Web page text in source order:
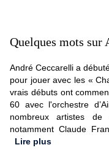
Quelques mots sur
André Ceccarelli a
pour jouer avec les «
vrais débuts ont
60 avec l'orchestre
nombreux artistes
notamment Claude
Véritable passion, il
Lire plus